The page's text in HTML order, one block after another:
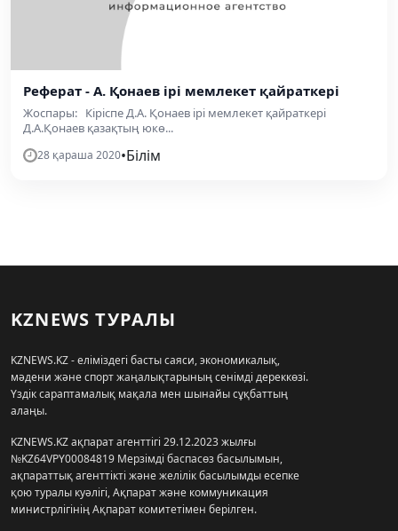
Реферат - А. Қонаев ірі мемлекет қайраткері
Жоспары: Кіріспе Д.А. Қонаев ірі мемлекет қайраткері
Д.А.Қонаев қазақтың юкө...
28 қараша 2020•Білім
KZNEWS ТУРАЛЫ
KZNEWS.KZ - еліміздегі басты саяси, экономикалық,
мәдени және спорт жаңалықтарының сенімді дереккөзі.
Үздік сараптамалық мақала мен шынайы сұқбаттың
алаңы.
KZNEWS.KZ ақпарат агенттігі 29.12.2023 жылғы
№KZ64VPY00084819 Мерзімді баспасөз басылымын,
ақпараттық агенттікті және желілік басылымды есепке
қою туралы куәлігі, Ақпарат және коммуникация
министрлігінің Ақпарат комитетімен берілген.